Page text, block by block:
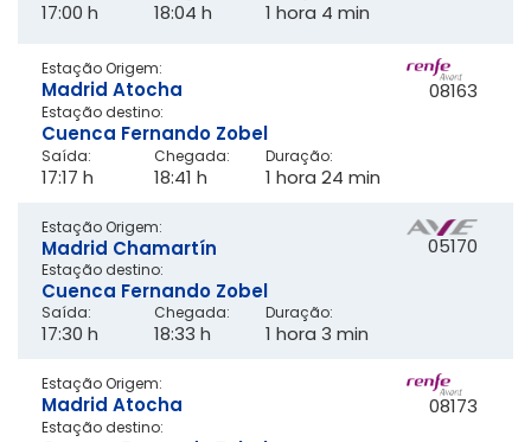
17:00 h 18:04 h 1 hora 4 min
08163
Saída:
17:17 h
Chegada:
18:41 h
Duração:
1 hora 24 min
Estação Origem:
Madrid Atocha
Estação destino:
Cuenca Fernando Zobel
05170
Saída:
17:30 h
Chegada:
18:33 h
Duração:
1 hora 3 min
Estação Origem:
Madrid Chamartín
Estação destino:
Cuenca Fernando Zobel
08173
Estação Origem:
Madrid Atocha
Estação destino: